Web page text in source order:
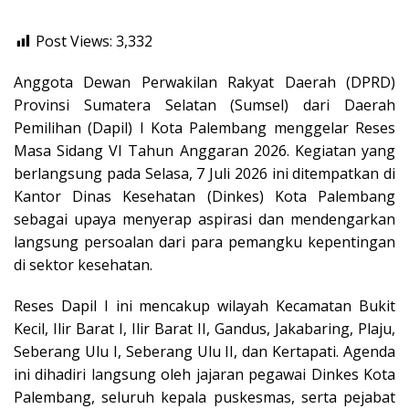
Post Views: 3,332
Anggota Dewan Perwakilan Rakyat Daerah (DPRD)
Provinsi Sumatera Selatan (Sumsel) dari Daerah
Pemilihan (Dapil) I Kota Palembang menggelar Reses
Masa Sidang VI Tahun Anggaran 2026. Kegiatan yang
berlangsung pada Selasa, 7 Juli 2026 ini ditempatkan di
Kantor Dinas Kesehatan (Dinkes) Kota Palembang
sebagai upaya menyerap aspirasi dan mendengarkan
langsung persoalan dari para pemangku kepentingan
di sektor kesehatan.
Reses Dapil I ini mencakup wilayah Kecamatan Bukit
Kecil, Ilir Barat I, Ilir Barat II, Gandus, Jakabaring, Plaju,
Seberang Ulu I, Seberang Ulu II, dan Kertapati. Agenda
ini dihadiri langsung oleh jajaran pegawai Dinkes Kota
Palembang, seluruh kepala puskesmas, serta pejabat